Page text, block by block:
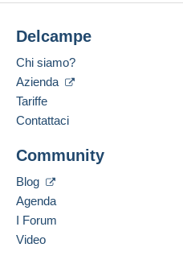
Delcampe
Chi siamo?
Azienda
Tariffe
Contattaci
Community
Blog
Agenda
I Forum
Video